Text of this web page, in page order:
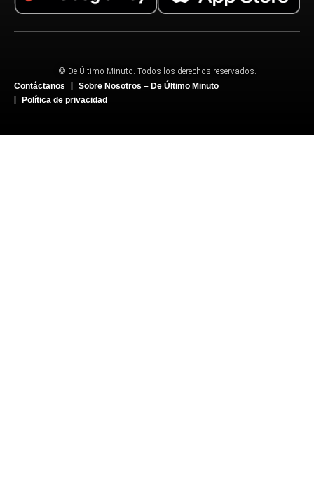
© De Último Minuto. Todos los derechos reservados.
Contáctanos
Sobre Nosotros – De Último Minuto
Política de privacidad